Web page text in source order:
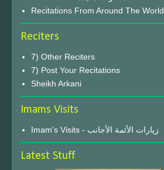
Recitations From Around The World
Reciters
7) Other Reciters
7) Post Your Recitations
Sheikh Arkani
Imams Visits
Imam's Visits - زيارات الأئمة الأجانب
Latest Stuff